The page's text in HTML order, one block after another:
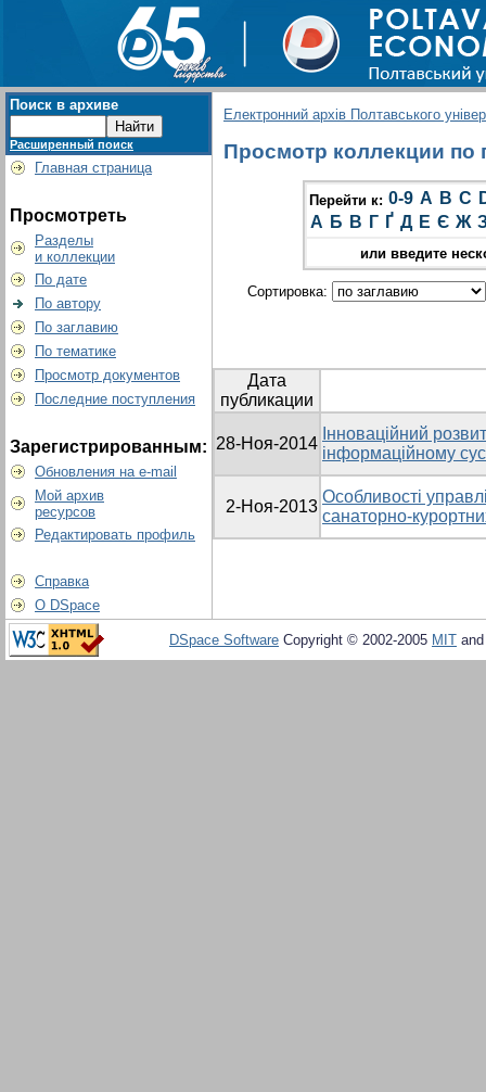
Поиск в архиве
Расширенный поиск
Главная страница
Просмотреть
Разделы
и коллекции
По дате
По автору
По заглавию
По тематике
Просмотр документов
Последние поступления
Зарегистрированным:
Обновления на e-mail
Мой архив
ресурсов
Редактировать профиль
Справка
О DSpace
Електронний архів Полтавського
Просмотр коллекции по
Перейти к: 0-9 A B C
А Б В Г Ґ Д Е Є Ж
или введите
Сортировка:
Дата
публикации
28-Ноя-2014
Інноваційний
інформаційному
2-Ноя-2013
Особливості
санаторно-
DSpace Software Copyright © 2002-2005 MIT